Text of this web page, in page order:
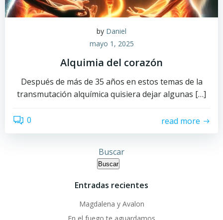
by Daniel
mayo 1, 2025
Alquimia del corazón
Después de más de 35 años en estos temas de la
transmutación alquímica quisiera dejar algunas […]
0 read more
Buscar
Buscar
Entradas recientes
Magdalena y Avalon